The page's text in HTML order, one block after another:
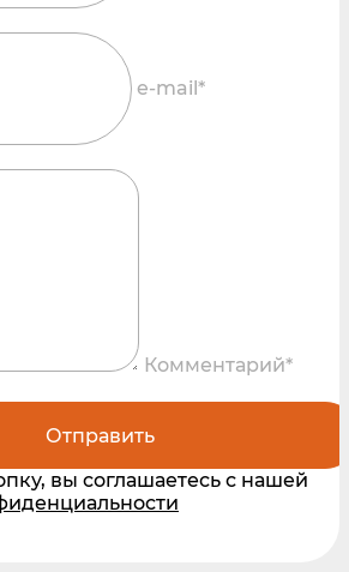
e-mail*
Комментарий*
Отправить
вы соглашаетесь с нашей